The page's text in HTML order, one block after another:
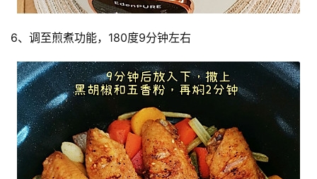
6、调至煎煮功能，180度9分钟左右